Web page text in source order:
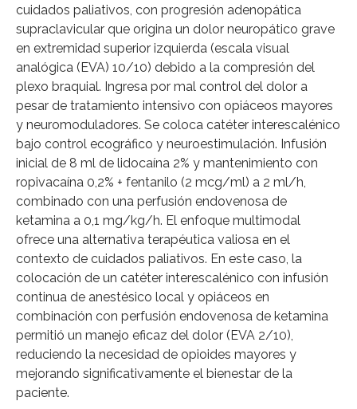
cuidados paliativos, con progresión adenopática
supraclavicular que origina un dolor neuropático grave
en extremidad superior izquierda (escala visual
analógica (EVA) 10/10) debido a la compresión del
plexo braquial. Ingresa por mal control del dolor a
pesar de tratamiento intensivo con opiáceos mayores
y neuromoduladores. Se coloca catéter interescalénico
bajo control ecográfico y neuroestimulación. Infusión
inicial de 8 ml de lidocaína 2% y mantenimiento con
ropivacaína 0,2% + fentanilo (2 mcg/ml) a 2 ml/h,
combinado con una perfusión endovenosa de
ketamina a 0,1 mg/kg/h. El enfoque multimodal
ofrece una alternativa terapéutica valiosa en el
contexto de cuidados paliativos. En este caso, la
colocación de un catéter interescalénico con infusión
continua de anestésico local y opiáceos en
combinación con perfusión endovenosa de ketamina
permitió un manejo eficaz del dolor (EVA 2/10),
reduciendo la necesidad de opioides mayores y
mejorando significativamente el bienestar de la
paciente.